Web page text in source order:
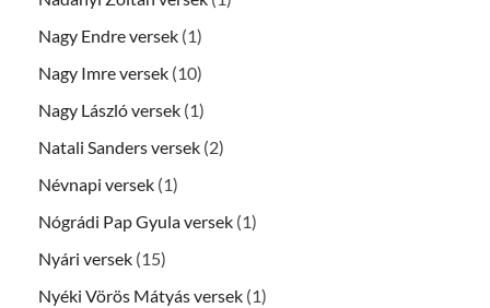
Nagy Endre versek (1)
Nagy Imre versek (10)
Nagy László versek (1)
Natali Sanders versek (2)
Névnapi versek (1)
Nógrádi Pap Gyula versek (1)
Nyári versek (15)
Nyéki Vörös Mátyás versek (1)